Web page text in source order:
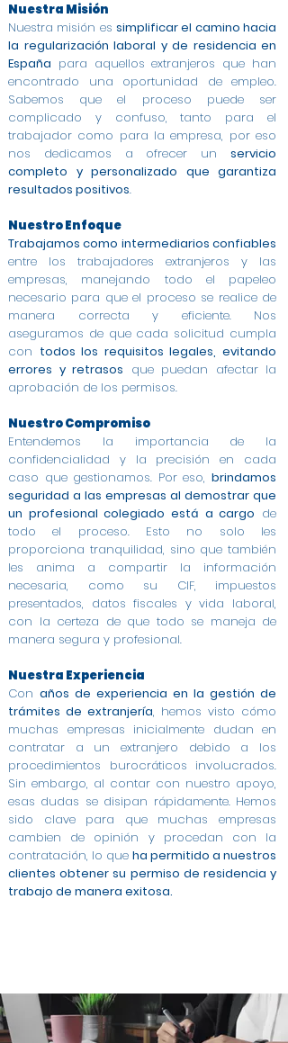
Nuestra Misión
Nuestra misión es simplificar el camino hacia
la regularización laboral y de residencia en
España para aquellos extranjeros que han
encontrado una oportunidad de empleo.
Sabemos que el proceso puede ser
complicado y confuso, tanto para el
trabajador como para la empresa, por eso
nos dedicamos a ofrecer un servicio
completo y personalizado que garantiza
resultados positivos.
Nuestro Enfoque
Trabajamos como intermediarios confiables
entre los trabajadores extranjeros y las
empresas, manejando todo el papeleo
necesario para que el proceso se realice de
manera correcta y eficiente. Nos
aseguramos de que cada solicitud cumpla
con todos los requisitos legales, evitando
errores y retrasos que puedan afectar la
aprobación de los permisos.
Nuestro Compromiso
Entendemos la importancia de la
confidencialidad y la precisión en cada
caso que gestionamos. Por eso, brindamos
seguridad a las empresas al demostrar que
un profesional colegiado está a cargo de
todo el proceso. Esto no solo les
proporciona tranquilidad, sino que también
les anima a compartir la información
necesaria, como su CIF, impuestos
presentados, datos fiscales y vida laboral,
con la certeza de que todo se maneja de
manera segura y profesional.
Nuestra Experiencia
Con años de experiencia en la gestión de
trámites de extranjería, hemos visto cómo
muchas empresas inicialmente dudan en
contratar a un extranjero debido a los
procedimientos burocráticos involucrados.
Sin embargo, al contar con nuestro apoyo,
esas dudas se disipan rápidamente. Hemos
sido clave para que muchas empresas
cambien de opinión y procedan con la
contratación, lo que ha permitido a nuestros
clientes obtener su permiso de residencia y
trabajo de manera exitosa.